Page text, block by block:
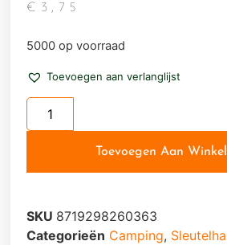
€ 3,75
5000 op voorraad
Toevoegen aan verlanglijst
Toevoegen Aan
SKU 8719298260363
Categorieën Camping,